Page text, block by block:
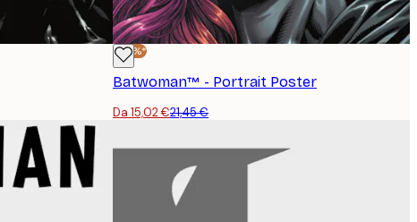
-30%*
Batwoman™ - Portrait Poster
Da 15,02 €21,45 €